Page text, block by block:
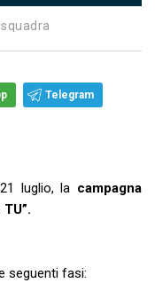
Telegram
luglio, la campagna
seguenti fasi: